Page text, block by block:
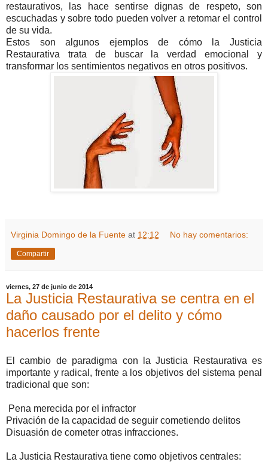
restaurativos, las hace sentirse dignas de respeto, son
escuchadas y sobre todo pueden volver a retomar el control
de su vida.
Estos son algunos ejemplos de cómo la Justicia
Restaurativa trata de buscar la verdad emocional y
transformar los sentimientos negativos en otros positivos.
Virginia Domingo de la Fuente at 12:12 No hay comentarios:
Compartir
viernes, 27 de junio de 2014
La Justicia Restaurativa se centra en el
daño causado por el delito y cómo
hacerlos frente
El cambio de paradigma con la Justicia Restaurativa es
importante y radical, frente a los objetivos del sistema penal
tradicional que son:
Pena merecida por el infractor
Privación de la capacidad de seguir cometiendo delitos
Disuasión de cometer otras infracciones.
La Justicia Restaurativa tiene como objetivos centrales: